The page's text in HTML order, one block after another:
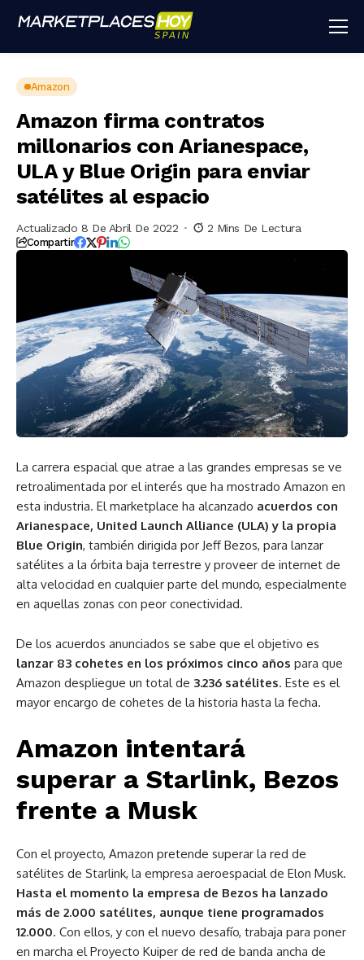
Amazon
Amazon firma contratos
millonarios con Arianespace,
ULA y Blue Origin para enviar
satélites al espacio
Actualizado 8 De Abril De 2022 2 Mins De Lectura
Compartir
La carrera espacial que atrae a las grandes empresas se ve
retroalimentada por el interés que ha mostrado Amazon en
esta industria. El marketplace ha alcanzado acuerdos con
Arianespace, United Launch Alliance (ULA) y la propia
Blue Origin, también dirigida por Jeff Bezos, para lanzar
satélites a la órbita baja terrestre y proveer de internet de
alta velocidad en cualquier parte del mundo, especialmente
en aquellas zonas con peor conectividad.
De los acuerdos anunciados se sabe que el objetivo es
lanzar 83 cohetes en los próximos cinco años para que
Amazon despliegue un total de 3.236 satélites. Este es el
mayor encargo de cohetes de la historia hasta la fecha.
Amazon intentará
superar a Starlink, Bezos
frente a Musk
Con el proyecto, Amazon pretende superar la red de
satélites de Starlink, la empresa aeroespacial de Elon Musk.
Hasta el momento la empresa de Bezos ha lanzado
más de 2.000 satélites, aunque tiene programados
12.000. Con ellos, y con el nuevo desafío, trabaja para poner
en marcha el Proyecto Kuiper de red de banda ancha de